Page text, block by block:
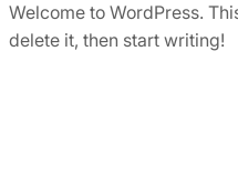
Welcome to WordPress.
delete it, then start writing!